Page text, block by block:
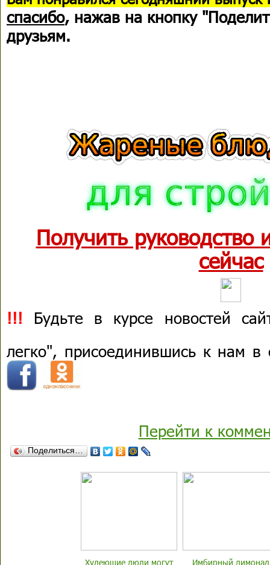
спасибо, нажав на кнопку
друзьям.
Получить руководство
сейчас
!!! Будьте в курсе новостей
легко", присоединившись к нам
Перейти к
Поделиться…
Худеющие люди могут Имбирный лимонад